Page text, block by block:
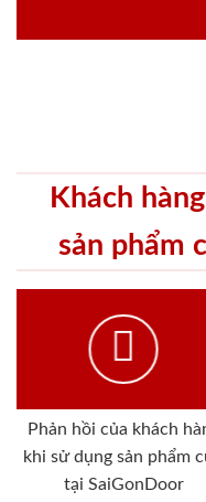
Khách
sản phẩm
Phản hồi của khách
khi sử dụng sản phẩm
tại SaiGonDoor